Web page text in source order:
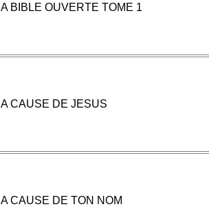
A BIBLE OUVERTE TOME 1
A CAUSE DE JESUS
A CAUSE DE TON NOM